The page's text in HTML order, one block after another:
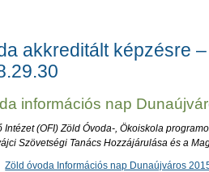
akkreditált képzésre
információs nap
(OFI) Zöld Óvoda-, Ökoiskola
Szövetségi Tanács Hozzájárulása és a
Zöld óvoda Információs nap Dunaújváros